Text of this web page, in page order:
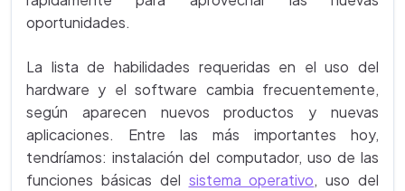
oportunidades.
La lista de habilidades requeridas en el uso del
hardware y el software cambia frecuentemente,
según aparecen nuevos productos y nuevas
aplicaciones. Entre las más importantes hoy,
tendríamos: instalación del computador, uso de las
funciones básicas del sistema operativo, uso del